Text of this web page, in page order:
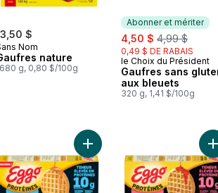
$
Nom
nature
g, 0,80 $/100g
Abonner et mériter
sale:
4,50 $ , formerly:
4,99 $
0,49 $ DE RABAIS
Abonner et mériter
le Choix du Président
Gaufres sans
aux bleuets
320 g, 1,41 $/100g
belges, nature au panier
Ajouter Gaufres saveur de